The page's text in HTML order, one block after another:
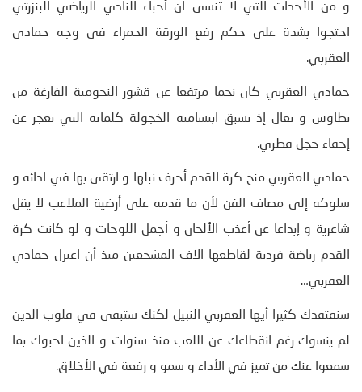
و من الأحداث التي لا تنسى ان أحباء النادي الرياضي البنزرتي
احتجوا بشدة على حكم رفع الورقة الحمراء في وجه حمادي
العقربي.
حمادي العقربي كان نجما مرتفعا عن قشور النجومية الفارغة من
تطاوس و تعال إذ تسبق ابتسامته الخجولة كلماته التي تعجز عن
إخفاء خجل فطري.
حمادي العقربي منح كرة القدم أحرف نبلها و ارتقى بها في ادائه و
سلوكه إلى مصاف الفن لأن ما قدمه على أرضية الملاعب لا يقل
شاعرية و إبداعا عن أعذب الألحان و أجمل اللوحات و لو كانت كرة
القدم رياضة فردية لقاطعها آلاف المشجعين منذ أن اعتزل حمادي
العقربي…
سنفتقدك كثيرا أيها العقربي النبيل لكنك ستبقى في قلوب الذين
لم ينسوك رغم انقطاعك عن اللعب منذ سنوات و الذين احبوك بما
سمعوا عنك من تميز في الأداء و سمو و رفعة في الأخلاق.